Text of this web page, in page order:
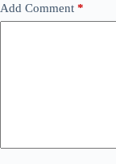
Add Comment *